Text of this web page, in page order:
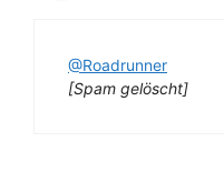
@Roadrunner
[Spam gelöscht]